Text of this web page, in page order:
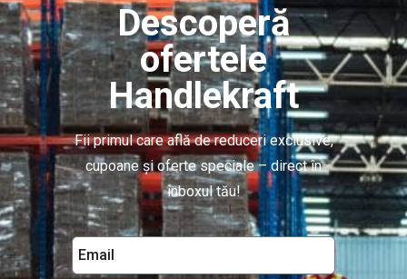
Descoperă
ofertele
Handlekraft
Fii primul care află de reduceri exclusive,
cupoane și oferte speciale – direct în
inboxul tău!